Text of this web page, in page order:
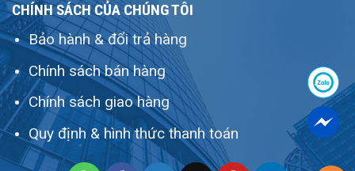
CHÍNH SÁCH CỦA CHÚNG TÔI
Bảo hành & đổi trả hàng
Chính sách bán hàng
Chính sách giao hàng
Quy định & hình thức thanh toán